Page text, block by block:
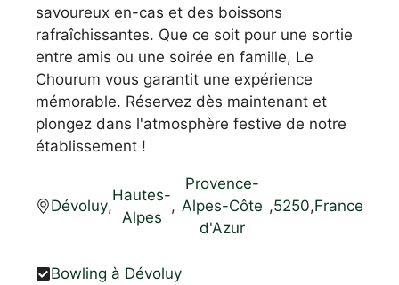
savoureux en-cas et des boissons
rafraîchissantes. Que ce soit pour une sortie
entre amis ou une soirée en famille, Le
Chourum vous garantit une expérience
mémorable. Réservez dès maintenant et
plongez dans l'atmosphère festive de notre
établissement !
Dévoluy,
Hautes-
Alpes
,
Provence-
Alpes-Côte
d'Azur
,5250,France
Bowling à Dévoluy